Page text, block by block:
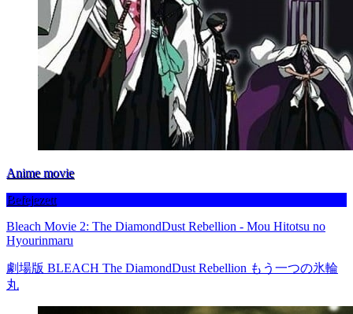
Anime movie
Befejezett
Bleach Movie 2: The DiamondDust Rebellion - Mou Hitotsu no
Hyourinmaru
劇場版 BLEACH The DiamondDust Rebellion もう一つの氷輪
丸